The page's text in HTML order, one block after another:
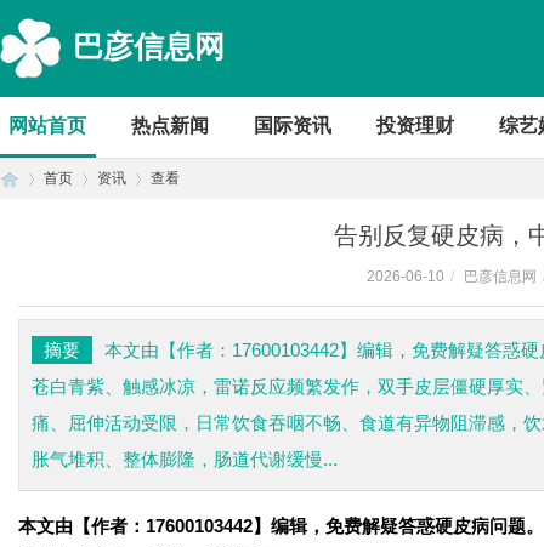
巴彦信息网
网站首页 热点新闻 国际资讯 投资理财 综艺
首页 资讯 查看
告别反复硬皮病，
2026-06-10 / 巴彦信息网
摘要
本文由【作者：17600103442】编辑，免费解疑答惑
苍白青紫、触感冰凉，雷诺反应频繁发作，双手皮层僵硬厚实
痛、屈伸活动受限，日常饮食吞咽不畅、食道有异物阻滞感，
胀气堆积、整体膨隆，肠道代谢缓慢...
本文由【作者：17600103442】编辑，免费解疑答惑硬皮病问题。